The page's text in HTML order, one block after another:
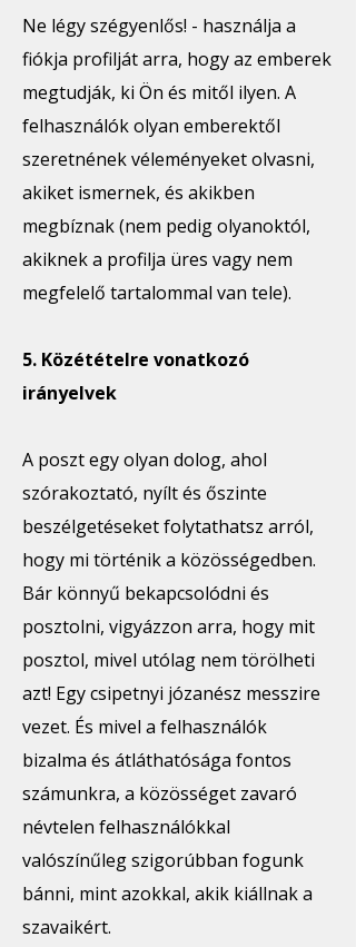
Ne légy szégyenlős! - használja a
fiókja profilját arra, hogy az emberek
megtudják, ki Ön és mitől ilyen. A
felhasználók olyan emberektől
szeretnének véleményeket olvasni,
akiket ismernek, és akikben
megbíznak (nem pedig olyanoktól,
akiknek a profilja üres vagy nem
megfelelő tartalommal van tele).
5. Közétételre vonatkozó
irányelvek
A poszt egy olyan dolog, ahol
szórakoztató, nyílt és őszinte
beszélgetéseket folytathatsz arról,
hogy mi történik a közösségedben.
Bár könnyű bekapcsolódni és
posztolni, vigyázzon arra, hogy mit
posztol, mivel utólag nem törölheti
azt! Egy csipetnyi józanész messzire
vezet. És mivel a felhasználók
bizalma és átláthatósága fontos
számunkra, a közösséget zavaró
névtelen felhasználókkal
valószínűleg szigorúbban fogunk
bánni, mint azokkal, akik kiállnak a
szavaikért.